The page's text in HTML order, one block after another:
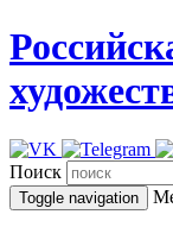
Поиск
Toggle navigation